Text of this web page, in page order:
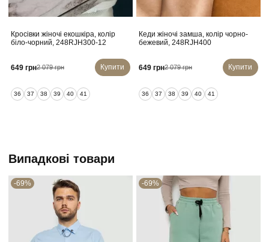
Кросівки жіночі екошкіра, колір
біло-чорний, 248RJH300-12
649 грн2 079 грн Купити
36 37 38 39 40 41
Кеди жіночі замша, колір чорно-
бежевий, 248RJH400
649 грн2 079 грн Купити
36 37 38 39 40 41
Випадкові товари
-69% -69%